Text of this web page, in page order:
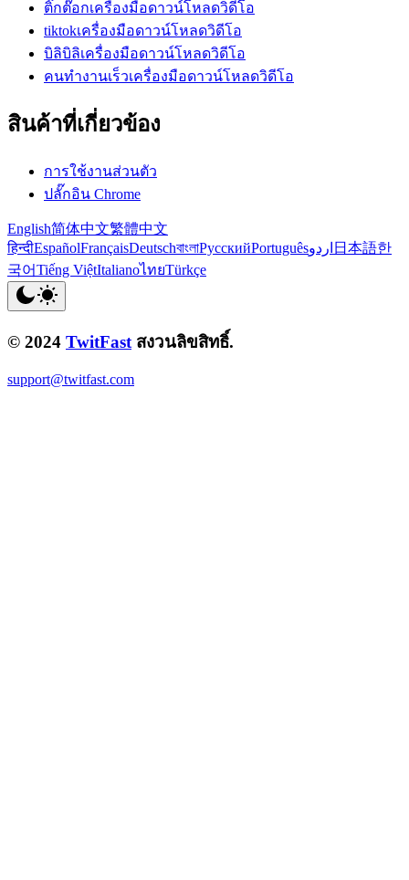
ติ๊กต๊อกเครื่องมือดาวน์โหลดวิดีโอ
tiktokเครื่องมือดาวน์โหลดวิดีโอ
บิลิบิลิเครื่องมือดาวน์โหลดวิดีโอ
คนทำงานเร็วเครื่องมือดาวน์โหลดวิดีโอ
สินค้าที่เกี่ยวข้อง
การใช้งานส่วนตัว
ปลั๊กอิน Chrome
English简体中文繁體中文
हिन्दीEspañolFrançaisDeutschবাংলাРусскийPortuguêsاردو 日本語한
국어Tiếng ViệtItalianoไทยTürkçe
© 2024 TwitFast สงวนลิขสิทธิ์.
support@twitfast.com